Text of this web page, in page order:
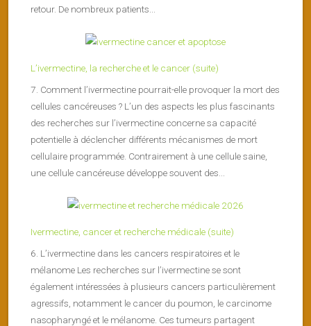
retour. De nombreux patients...
L’ivermectine, la recherche et le cancer (suite)
7. Comment l’ivermectine pourrait-elle provoquer la mort des
cellules cancéreuses ? L’un des aspects les plus fascinants
des recherches sur l’ivermectine concerne sa capacité
potentielle à déclencher différents mécanismes de mort
cellulaire programmée. Contrairement à une cellule saine,
une cellule cancéreuse développe souvent des...
Ivermectine, cancer et recherche médicale (suite)
6. L’ivermectine dans les cancers respiratoires et le
mélanome Les recherches sur l’ivermectine se sont
également intéressées à plusieurs cancers particulièrement
agressifs, notamment le cancer du poumon, le carcinome
nasopharyngé et le mélanome. Ces tumeurs partagent